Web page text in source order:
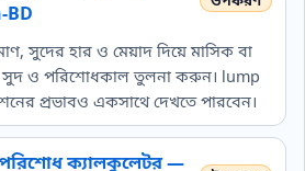
সুদের হার ও মেয়াদ দিয়ে মাসিক বা
সুদ ও পরিশোধকাল তুলনা করুন। lump
প্রভাবও একসাথে দেখতে পারবেন।
পরিশোধ ক্যালকুলেটর —